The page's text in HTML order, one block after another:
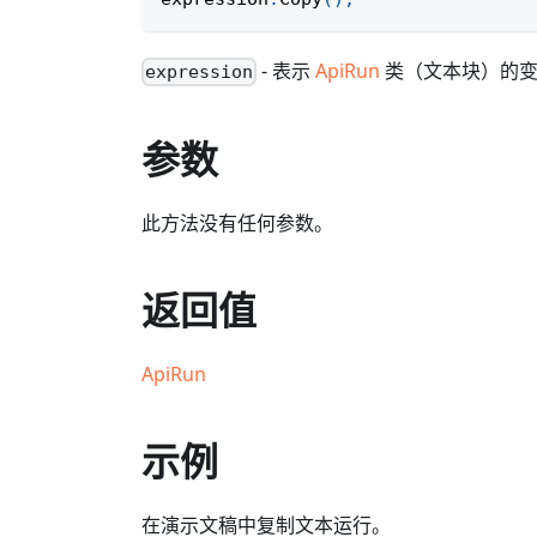
expression - 表示ApiRun 类（文本块）的
参数
此方法没有任何参数。
返回值
ApiRun
示例
在演示文稿中复制文本运行。